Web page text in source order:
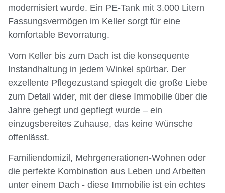
modernisiert wurde. Ein PE-Tank mit 3.000 Litern
Fassungsvermögen im Keller sorgt für eine
komfortable Bevorratung.
Vom Keller bis zum Dach ist die konsequente
Instandhaltung in jedem Winkel spürbar. Der
exzellente Pflegezustand spiegelt die große Liebe
zum Detail wider, mit der diese Immobilie über die
Jahre gehegt und gepflegt wurde – ein
einzugsbereites Zuhause, das keine Wünsche
offenlässt.
Familiendomizil, Mehrgenerationen-Wohnen oder
die perfekte Kombination aus Leben und Arbeiten
unter einem Dach - diese Immobilie ist ein echtes